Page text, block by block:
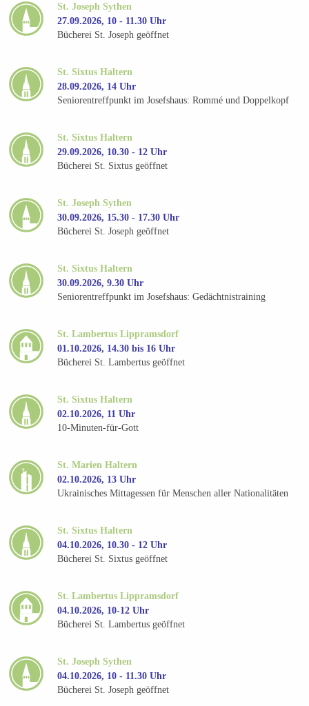
St. Joseph Sythen
27.09.2026, 10 - 11.30 Uhr
Bücherei St. Joseph geöffnet
St. Sixtus Haltern
28.09.2026, 14 Uhr
Seniorentreffpunkt im Josefshaus: Rommé und Doppelkopf
St. Sixtus Haltern
29.09.2026, 10.30 - 12 Uhr
Bücherei St. Sixtus geöffnet
St. Joseph Sythen
30.09.2026, 15.30 - 17.30 Uhr
Bücherei St. Joseph geöffnet
St. Sixtus Haltern
30.09.2026, 9.30 Uhr
Seniorentreffpunkt im Josefshaus: Gedächtnistraining
St. Lambertus Lippramsdorf
01.10.2026, 14.30 bis 16 Uhr
Bücherei St. Lambertus geöffnet
St. Sixtus Haltern
02.10.2026, 11 Uhr
10-Minuten-für-Gott
St. Marien Haltern
02.10.2026, 13 Uhr
Ukrainisches Mittagessen für Menschen aller Nationalitäten
St. Sixtus Haltern
04.10.2026, 10.30 - 12 Uhr
Bücherei St. Sixtus geöffnet
St. Lambertus Lippramsdorf
04.10.2026, 10-12 Uhr
Bücherei St. Lambertus geöffnet
St. Joseph Sythen
04.10.2026, 10 - 11.30 Uhr
Bücherei St. Joseph geöffnet